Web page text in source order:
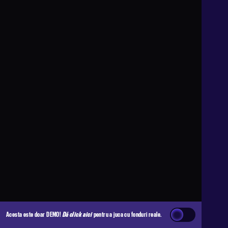
Acesta este doar DEMO!Dă click aicipentru a juca cu fonduri reale.